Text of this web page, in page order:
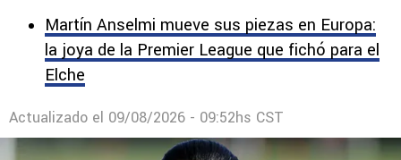
Martín Anselmi mueve sus piezas en Europa:
la joya de la Premier League que fichó para el
Elche
Actualizado el 09/08/2026 - 09:52hs CST